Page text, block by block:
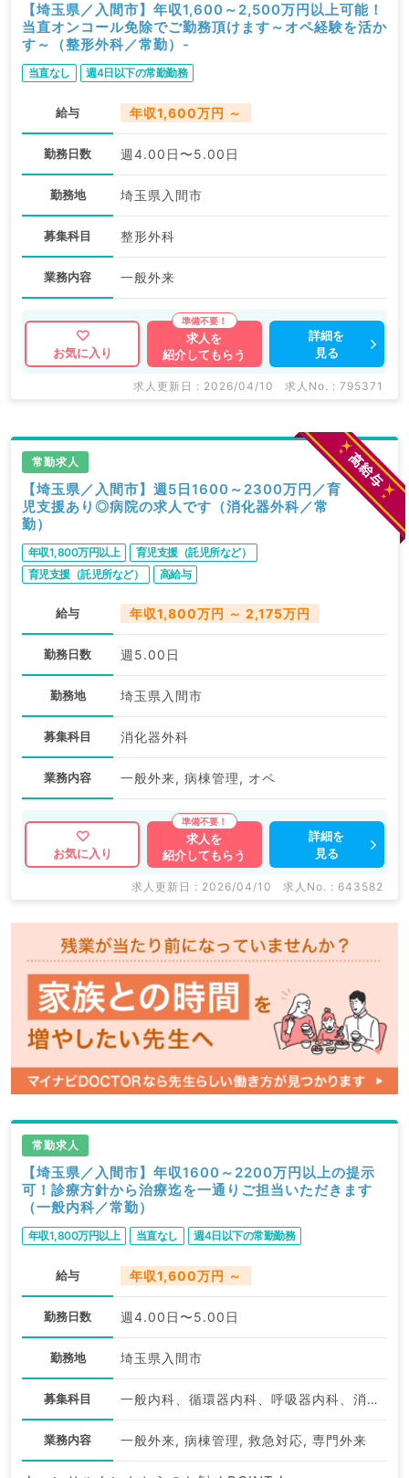
【埼玉県／入間市】年収1,600～2,500万円以上可能！
当直オンコール免除でご勤務頂けます～オペ経験を活か
す～（整形外科／常勤）-
当直なし 週4日以下の常勤勤務
給与 年収1,600万円 ～
勤務日数 週4.00日〜5.00日
勤務地 埼玉県入間市
募集科目 整形外科
業務内容 一般外来
お気に入り
求人を
紹介してもらう
詳細を
見る
求人更新日 : 2026/04/10 求人No. : 795371
常勤求人
【埼玉県／入間市】週5日1600～2300万円／育
児支援あり◎病院の求人です（消化器外科／常
勤）
年収1,800万円以上
育児支援（託児所など）
育児支援（託児所など）
高給与
給与 年収1,800万円 ～ 2,175万円
勤務日数 週5.00日
勤務地 埼玉県入間市
募集科目 消化器外科
業務内容 一般外来, 病棟管理, オペ
お気に入り
求人を
紹介してもらう
詳細を
見る
求人更新日 : 2026/04/10 求人No. : 643582
常勤求人
【埼玉県／入間市】年収1600～2200万円以上の提示
可！診療方針から治療迄を一通りご担当いただきます
（一般内科／常勤）
年収1,800万円以上 当直なし 週4日以下の常勤勤務
給与 年収1,600万円 ～
勤務日数 週4.00日〜5.00日
勤務地 埼玉県入間市
募集科目 一般内科、循環器内科、呼吸器内科、消化器内科、内分泌・代謝内科、腎臓内科、老年内科
業務内容 一般外来, 病棟管理, 救急対応, 専門外来